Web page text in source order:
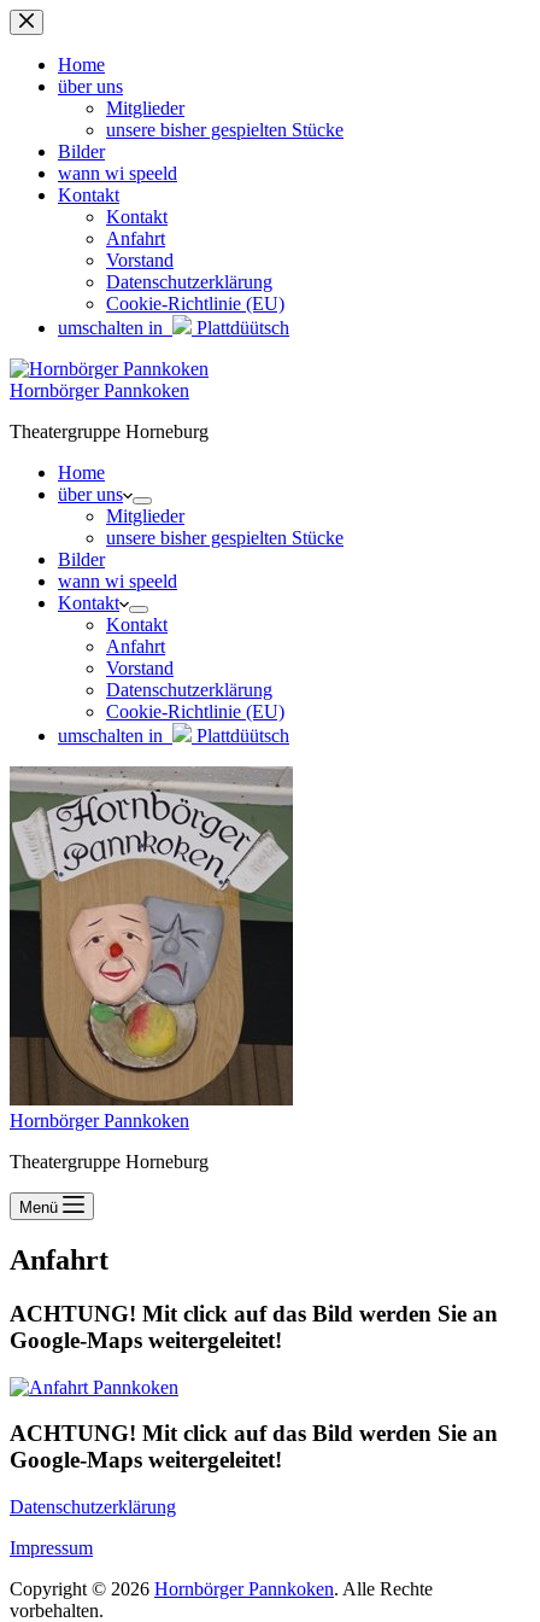
Zum
Inhalt
springenHome
über uns
Mitglieder
unsere bisher gespielten Stücke
Bilder
wann wi speeld
Kontakt
Kontakt
Anfahrt
Vorstand
Datenschutzerklärung
Cookie-Richtlinie (EU)
umschalten in
Plattdüütsch
Hornbörger Pannkoken
Theatergruppe Horneburg
Home
über uns
Mitglieder
unsere bisher gespielten Stücke
Bilder
wann wi speeld
Kontakt
Kontakt
Anfahrt
Vorstand
Datenschutzerklärung
Cookie-Richtlinie (EU)
umschalten in
Plattdüütsch
Hornbörger Pannkoken
Theatergruppe Horneburg
Menü
Anfahrt
ACHTUNG! Mit click auf das Bild werden Sie an
Google-Maps weitergeleitet!
ACHTUNG! Mit click auf das Bild werden Sie an
Google-Maps weitergeleitet!
Datenschutzerklärung
Impressum
Copyright © 2026 Hornbörger Pannkoken. Alle Rechte
vorbehalten.